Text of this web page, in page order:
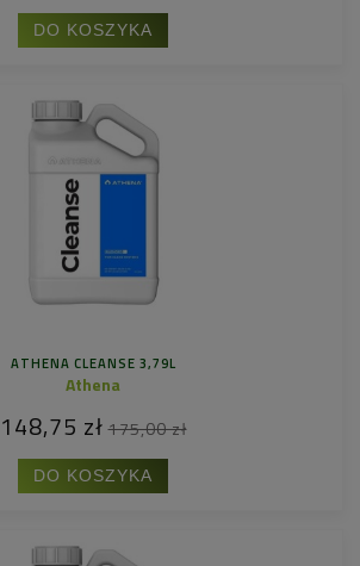
DO KOSZYKA
ATHENA CLEANSE 3,79L
Athena
148,75 zł 175,00 zł
DO KOSZYKA